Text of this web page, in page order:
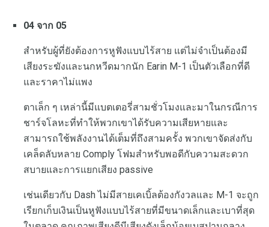
04 จาก 05
สำหรับผู้ที่ยังต้องการหูฟังแบบไร้สาย แต่ไม่จำเป็นต้องมี
เสียงระฆังและนกหวีดมากนัก Earin M-1 เป็นตัวเลือกที่ดี
และราคาไม่แพง
ตาเล็ก ๆ เหล่านี้มีแบตเตอรี่สามชั่วโมงและมาในกรณีการ
ชาร์จโลหะที่ทำให้พวกเขาได้รับความเสียหายและ
สามารถใช้พลังงานได้เต็มที่ถึงสามครั้ง พวกเขาจัดส่งกับ
เคล็ดลับหลาย Comply โฟมสำหรับพอดีกับความสะดวก
สบายและการแยกเสียง passive
เช่นเดียวกับ Dash ไม่มีสายเคเบิ้ลต้องกังวลและ M-1 จะถูก
เรียกเก็บเงินเป็นหูฟังแบบไร้สายที่มีขนาดเล็กและเบาที่สุด